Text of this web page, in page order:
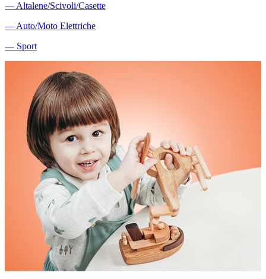
― Altalene/Scivoli/Casette
― Auto/Moto Elettriche
― Sport